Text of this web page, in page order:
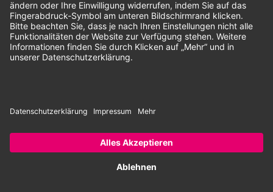
Unsere Zahlungsarten:
Rechnung SEPA-Lastschrift Vorkasse